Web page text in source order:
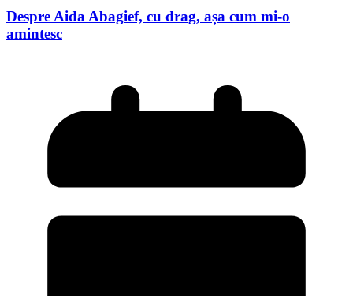
Despre Aida Abagief, cu drag, așa cum mi-o
amintesc